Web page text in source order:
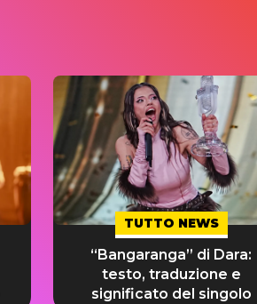
TUTTO NEWS
“Bangaranga” di Dara:
testo, traduzione e
significato del singolo